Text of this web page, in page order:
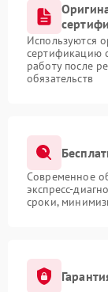
Используются
сертификацию
работу после
обязательств
Современное
экспресс-
сроки,